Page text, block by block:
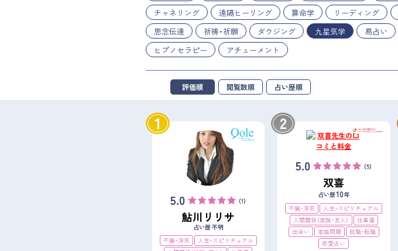
チャネリング
遠隔ヒーリング 算命学 リーディング
思念伝達
祈祷・祈願 ダウジング 九星気学 易占い
ヒプノセラピー
アチューメント
評価順 閲覧数順 占い歴順
1
5.0 (1)
鮎川リリサ
占い歴 不明
不倫・浮気
人生・スピリチュアル
2
5.0 (5)
双喜
占い歴10年
不倫・浮気
人生・スピリチュアル
人間関係（家族・友人）
仕事運
出会い
家庭問題
就職・転職
恋愛占い